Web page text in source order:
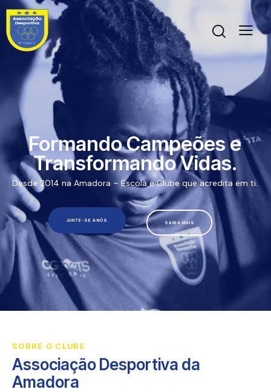
SAIBA MAIS
JUNTE-SE A NÓS
Desde 2014 na Amadora – Escola e Clube que acredita em ti.
Formando Campeões e
Transformando Vidas.
SOBRE O CLUBE
Associação Desportiva da
Amadora